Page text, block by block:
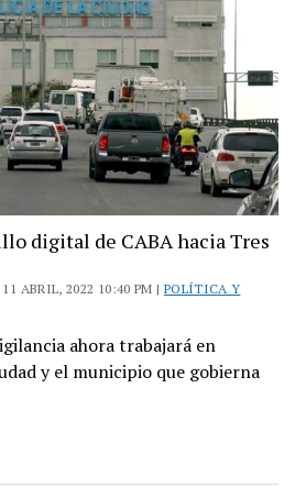
digital de CABA hacia Tres
ABRIL, 2022 10:40 PM | POLÍTICA Y
ahora trabajará en
y el municipio que gobierna